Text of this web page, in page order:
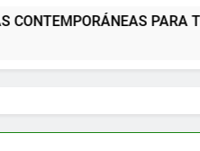
TÍTERES Y TEATRO DE